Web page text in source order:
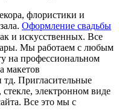
флористики и
Оформление свадьбы
и искусственных. Все
Мы работаем с любым
на профессиональном
макетов
тд. Пригласительные
электронном виде
Все это мы с